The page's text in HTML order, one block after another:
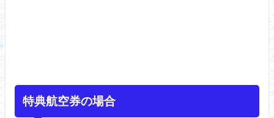
特典航空券の場合